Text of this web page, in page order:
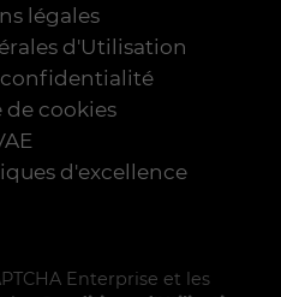
légales
d'Utilisation
cookies
d'excellence
Enterprise et les